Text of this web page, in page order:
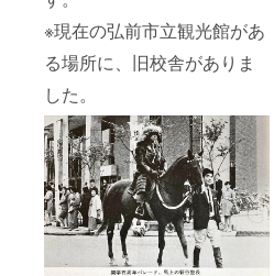
※現在の弘前市立観光館があ
る場所に、旧校舎がありま
した。